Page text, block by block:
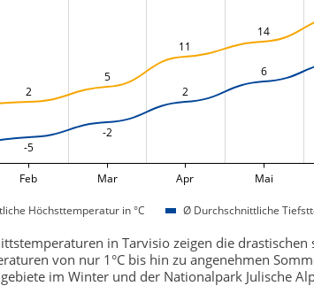
2
5
11
14
-5
-2
2
6
Feb Mar Apr Mai
Höchsttemperatur in °C Ø Durchschnittliche
in Tarvisio zeigen die
von nur 1°C bis hin zu angenehmen
im Winter und der Nationalpark Julische